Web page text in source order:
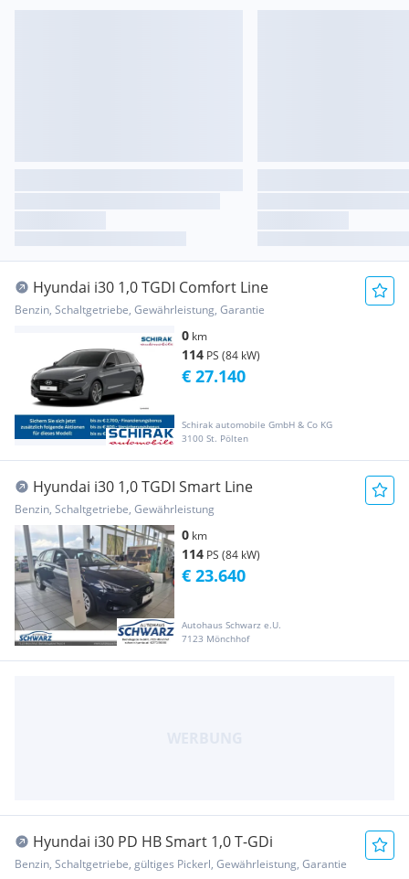
Hyundai i30 1,0 TGDI Comfort Line
Benzin, Schaltgetriebe, Gewährleistung, Garantie
0 km
114 PS (84 kW)
Schirak automobile GmbH & Co KG
3100 St. Pölten
€ 27.140
Hyundai i30 1,0 TGDI Smart Line
Benzin, Schaltgetriebe, Gewährleistung
0 km
114 PS (84 kW)
Autohaus Schwarz e.U.
7123 Mönchhof
€ 23.640
Hyundai i30 PD HB Smart 1,0 T-GDi
Benzin, Schaltgetriebe, gültiges Pickerl, Gewährleistung, Garantie